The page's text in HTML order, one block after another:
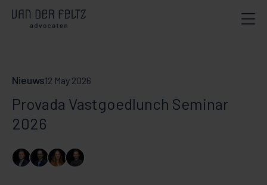
Nieuws12 May 2026
Provada Vastgoedlunch Seminar
2026